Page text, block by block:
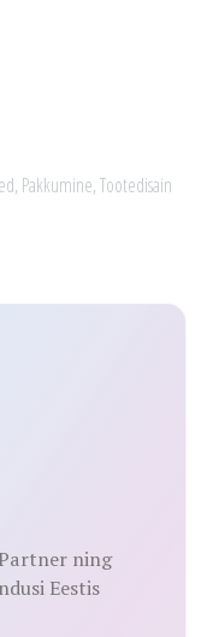
, Pakkumine,Tootedisain
ning
Eestis